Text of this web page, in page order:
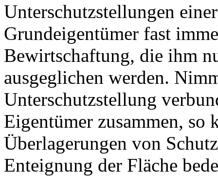
Unterschutzstellungen
Grundeigentümer fast
Bewirtschaftung, die ihm
ausgeglichen werden.
Unterschutzstellung
Eigentümer zusammen, so
Überlagerungen von
Enteignung der Fläche